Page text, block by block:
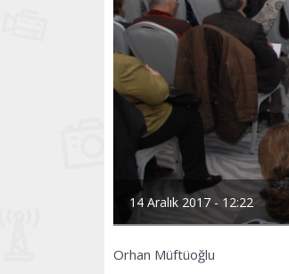
14 Aralık 2017 - 12:22
Orhan Müftüoğlu